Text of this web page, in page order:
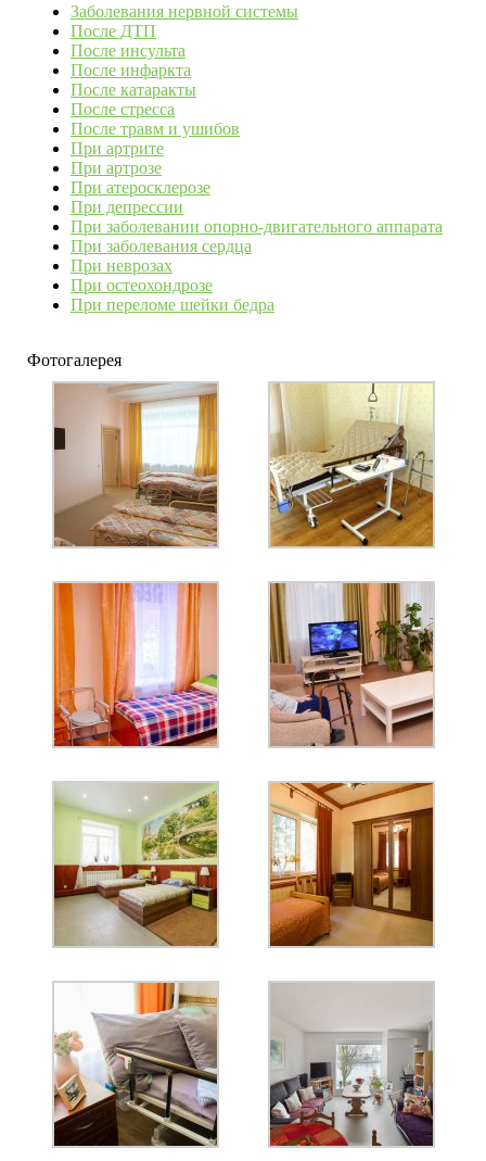
Заболевания нервной системы
После ДТП
После инсульта
После инфаркта
После катаракты
После стресса
После травм и ушибов
При артрите
При артрозе
При атеросклерозе
При депрессии
При заболевании опорно-двигательного аппарата
При заболевания сердца
При неврозах
При остеохондрозе
При переломе шейки бедра
Фотогалерея